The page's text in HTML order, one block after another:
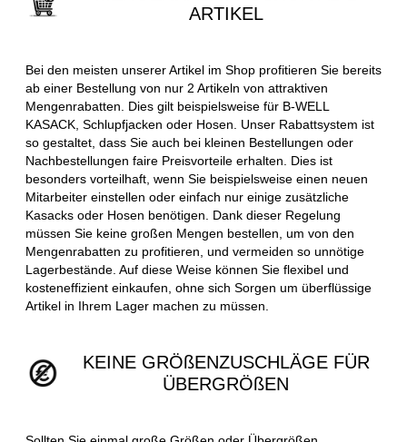
ARTIKEL
Bei den meisten unserer Artikel im Shop profitieren Sie bereits
ab einer Bestellung von nur 2 Artikeln von attraktiven
Mengenrabatten. Dies gilt beispielsweise für B-WELL
KASACK, Schlupfjacken oder Hosen. Unser Rabattsystem ist
so gestaltet, dass Sie auch bei kleinen Bestellungen oder
Nachbestellungen faire Preisvorteile erhalten. Dies ist
besonders vorteilhaft, wenn Sie beispielsweise einen neuen
Mitarbeiter einstellen oder einfach nur einige zusätzliche
Kasacks oder Hosen benötigen. Dank dieser Regelung
müssen Sie keine großen Mengen bestellen, um von den
Mengenrabatten zu profitieren, und vermeiden so unnötige
Lagerbestände. Auf diese Weise können Sie flexibel und
kosteneffizient einkaufen, ohne sich Sorgen um überflüssige
Artikel in Ihrem Lager machen zu müssen.
KEINE GRÖßENZUSCHLÄGE FÜR
ÜBERGRÖßEN